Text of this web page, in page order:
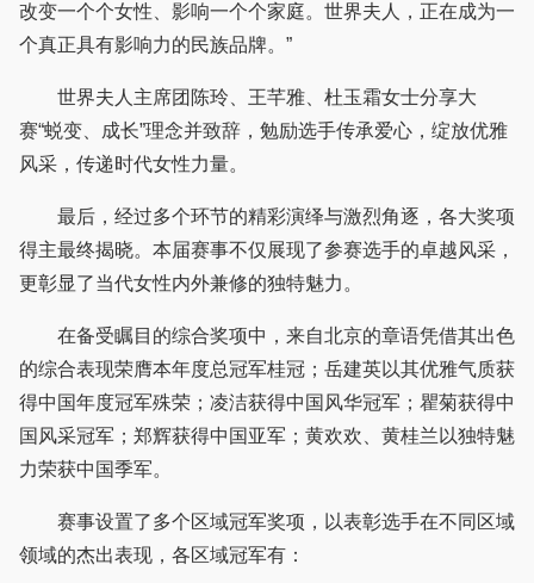
改变一个个女性、影响一个个家庭。世界夫人，正在成为一
个真正具有影响力的民族品牌。”
世界夫人主席团陈玲、王芊雅、杜玉霜女士分享大
赛“蜕变、成长”理念并致辞，勉励选手传承爱心，绽放优雅
风采，传递时代女性力量。
最后，经过多个环节的精彩演绎与激烈角逐，各大奖项
得主最终揭晓。本届赛事不仅展现了参赛选手的卓越风采，
更彰显了当代女性内外兼修的独特魅力。
在备受瞩目的综合奖项中，来自北京的章语凭借其出色
的综合表现荣膺本年度总冠军桂冠；岳建英以其优雅气质获
得中国年度冠军殊荣；凌洁获得中国风华冠军；瞿菊获得中
国风采冠军；郑辉获得中国亚军；黄欢欢、黄桂兰以独特魅
力荣获中国季军。
赛事设置了多个区域冠军奖项，以表彰选手在不同区域
领域的杰出表现，各区域冠军有：